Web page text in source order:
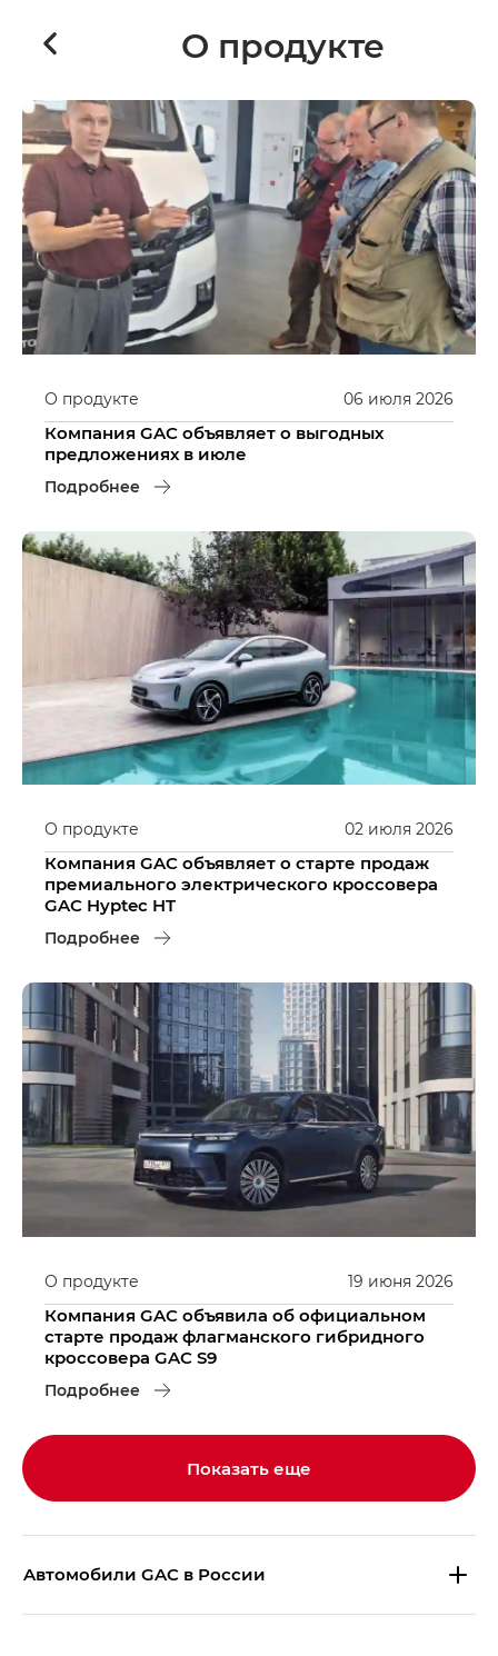
О продукте
06 июля 2026
О продукте
Компания GAC объявляет о выгодных
предложениях в июле
Подробнее
02 июля 2026
О продукте
Компания GAC объявляет о старте продаж
премиального электрического кроссовера
GAC Hyptec HT
Подробнее
19 июня 2026
О продукте
Компания GAC объявила об официальном
старте продаж флагманского гибридного
кроссовера GAC S9
Подробнее
Показать еще
Aвтомобили GAC в России